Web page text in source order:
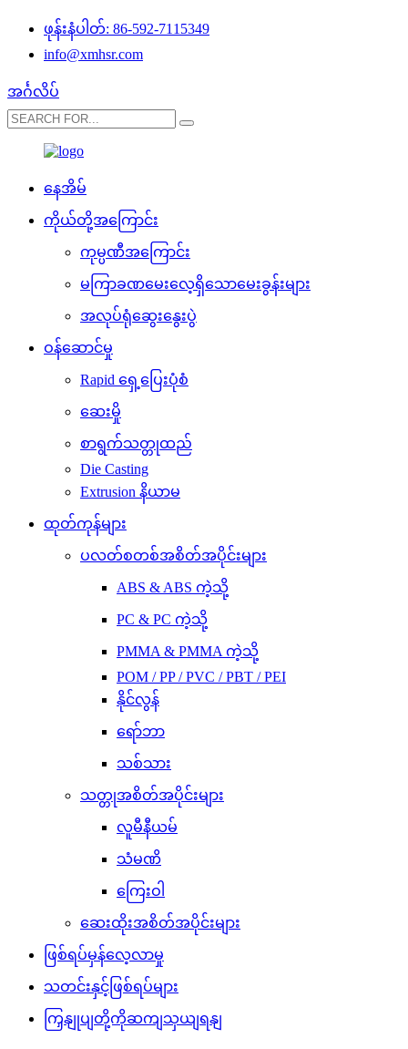
ဖုန်းနံပါတ်: 86-592-7115349
info@xmhsr.com
အင်္ဂလိပ်
နေအိမ်
ကိုယ်တို့အကြောင်း
ကုမ္ပဏီအကြောင်း
မကြာခဏမေးလေ့ရှိသောမေးခွန်းများ
အလုပ်ရုံဆွေးနွေးပွဲ
ဝန်ဆောင်မှု
Rapid ရှေ့ပြေးပုံစံ
ဆေးမှို
စာရွက်သတ္တုထည်
Die Casting
Extrusion နိယာမ
ထုတ်ကုန်များ
ပလတ်စတစ်အစိတ်အပိုင်းများ
ABS & ABS ကဲ့သို့
PC & PC ကဲ့သို့
PMMA & PMMA ကဲ့သို့
POM / PP / PVC / PBT / PEI
နိုင်လွန်
ရော်ဘာ
သစ်သား
သတ္တုအစိတ်အပိုင်းများ
လူမီနီယမ်
သံမဏိ
ကြေးဝါ
ဆေးထိုးအစိတ်အပိုင်းများ
ဖြစ်ရပ်မှန်လေ့လာမှု
သတင်းနှင့်ဖြစ်ရပ်များ
ကြှနျုပျတို့ကိုဆကျသှယျရနျ